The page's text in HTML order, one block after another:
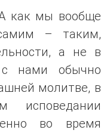
как мы вообще
– таким,
а не в
с нами обычно
молитве, в
исповедании
во время